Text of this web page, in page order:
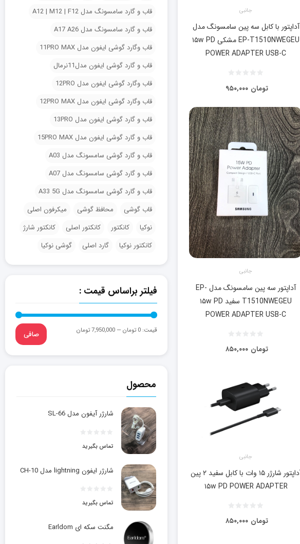
جانبی
آداپتور با کابل سه پین سامسونگ مدل
EP-T1510NWEGEU مشکی ۱۵w PD
POWER ADAPTER USB-C
۹۵۰,۰۰۰ تومان
جانبی
آداپتور سه پین سامسونگ مدل EP-
T1510NWEGEU سفید ۱۵w PD
POWER ADAPTER USB-C
۸۵۰,۰۰۰ تومان
جانبی
آداپتور شارژر ۱۵ وات با کابل سفید ۲ پین
۱۵w PD POWER ADAPTER
۸۵۰,۰۰۰ تومان
قاب و گارد سامسونگ مدل A12 | M12 | F12
قاب و گارد سامسونگ مدل A17 A26
قاب وگارد گوشی ایفون مدل 11PRO MAX
قاب و گارد گوشی ایفون مدل11نرمال
قاب وگارد گوشی ایفون مدل 12PRO
قاب وگارد گوشی ایفون مدل 12PRO MAX
قاب و گارد گوشی ایفون مدل 13PRO
قاب و گارد گوشی ایفون مدل 15PRO MAX
قاب و گارد گوشی سامسونگ مدل A03
قاب و گارد گوشی سامسونگ مدل A07
قاب و گارد گوشی سامسونگ مدل A33 5G
قاب گوشی
محافظ گوشی
میکرفون اصلی
نوکیا
کانکتور کانکتور اصلی
کانکتور شارژ
کانکتور نوکیا
گارد اصلی گوشی نوکیا
فیلتر براساس قیمت :
صافی قيمت: 0 تومان —7,950,000 تومان
محصول
شارژر آیفون مدل SL-66
تماس بگیرید
شارژر ایفون lightning مدل CH-10
تماس بگیرید
مگنت سکه ای Earldom